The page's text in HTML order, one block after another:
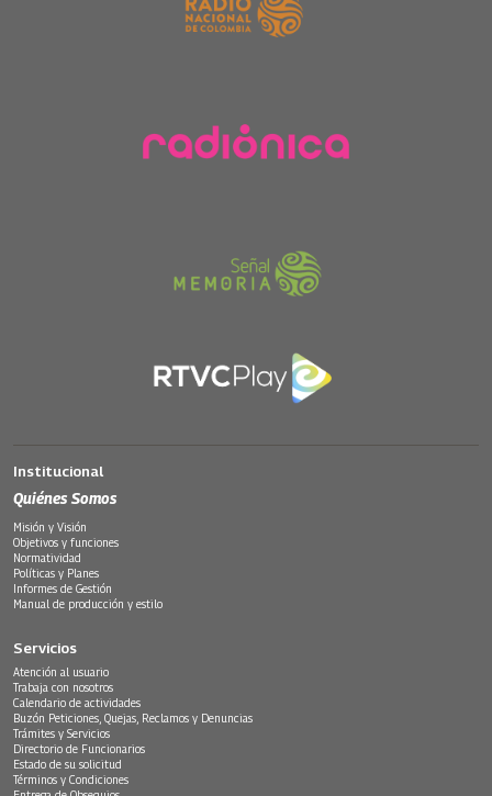
Institucional
Quiénes Somos
Misión y Visión
Objetivos y funciones
Normatividad
Políticas y Planes
Informes de Gestión
Manual de producción y estilo
Servicios
Atención al usuario
Trabaja con nosotros
Calendario de actividades
Buzón Peticiones, Quejas, Reclamos y Denuncias
Trámites y Servicios
Directorio de Funcionarios
Estado de su solicitud
Términos y Condiciones